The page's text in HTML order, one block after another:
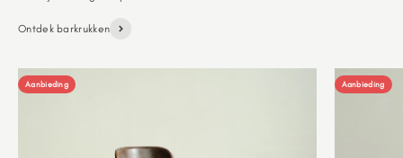
Ontdek barkrukken
Aanbieding Aanbieding